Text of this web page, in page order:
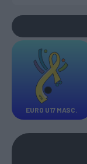
EURO U17 MASC.